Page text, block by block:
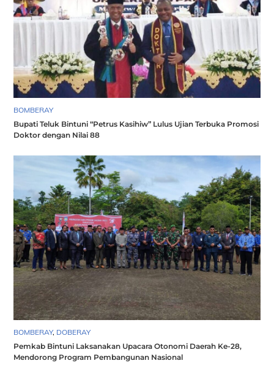
BOMBERAY
Bupati Teluk Bintuni “Petrus Kasihiw” Lulus Ujian Terbuka Promosi
Doktor dengan Nilai 88
BOMBERAY, DOBERAY
Pemkab Bintuni Laksanakan Upacara Otonomi Daerah Ke-28,
Mendorong Program Pembangunan Nasional